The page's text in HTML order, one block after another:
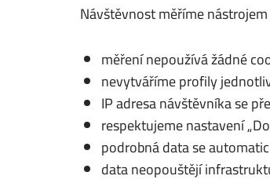
Návštěvnost měříme
měření nepoužívá žádné
nevytváříme profily
IP adresa návštěvníka se
respektujeme nastavení
podrobná data se
data neopouštějí